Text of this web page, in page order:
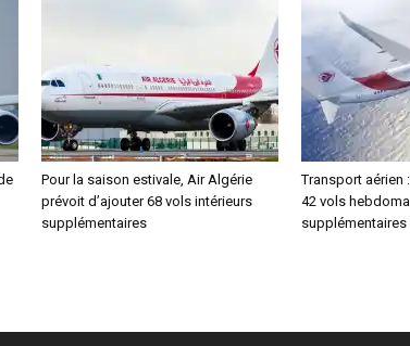
Pour la saison estivale, Air Algérie
prévoit d’ajouter 68 vols intérieurs
supplémentaires
Transport aérien
42 vols
supplémentaires